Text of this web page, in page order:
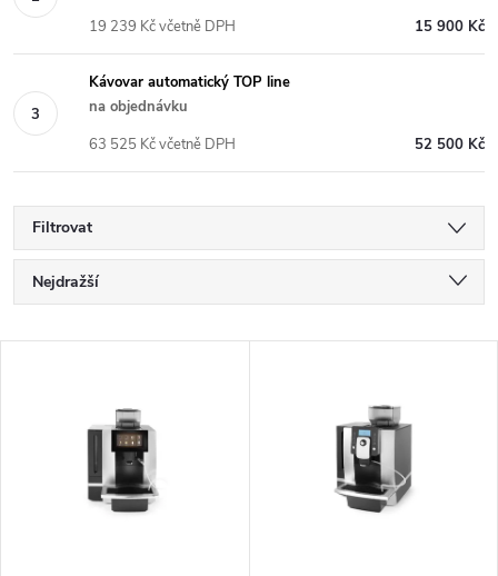
15 900 Kč
19 239 Kč včetně DPH
Kávovar automatický TOP line
na objednávku
52 500 Kč
63 525 Kč včetně DPH
Filtrovat
a
Nejdražší